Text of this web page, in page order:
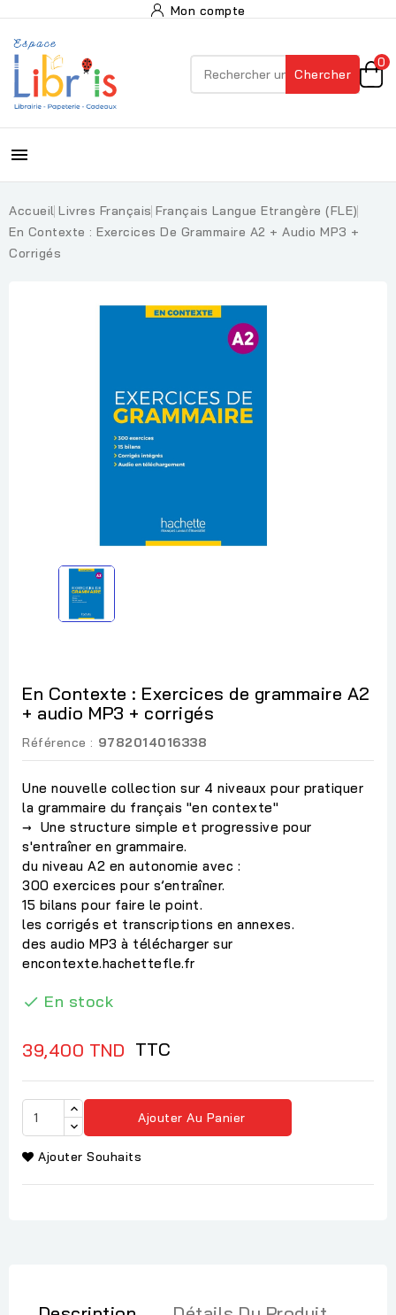
Mon compte
Chercher
0

Accueil Livres Français Français Langue Etrangère (FLE)
En Contexte : Exercices De Grammaire A2 + Audio MP3 +
Corrigés
En Contexte : Exercices de grammaire A2
+ audio MP3 + corrigés
Référence : 9782014016338
Une nouvelle collection sur 4 niveaux pour pratiquer
la grammaire du français "en contexte"
→ Une structure simple et progressive pour
s'entraîner en grammaire.
du niveau A2 en autonomie avec :
300 exercices pour s’entraîner.
15 bilans pour faire le point.
les corrigés et transcriptions en annexes.
des audio MP3 à télécharger sur
encontexte.hachettefle.fr
 En stock
39,400 TND TTC
Ajouter Au Panier
Ajouter Souhaits